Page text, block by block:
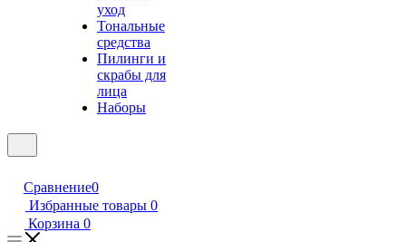
уход
Тональные
средства
Пилинги и
скрабы для
лица
Наборы
Сравнение0
Избранные товары 0
Корзина 0